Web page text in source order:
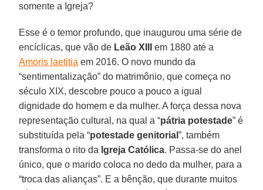
somente a Igreja?
Esse é o temor profundo, que inaugurou uma série de
encíclicas, que vão de Leão XIII
em 1880 até a
Amoris laetitia em 2016. O novo mundo da
“sentimentalização” do matrimônio, que começa no
século XIX, descobre pouco a pouco a igual
dignidade do homem e da mulher. A força dessa nova
representação cultural, na qual a “pátria potestade” é
substituída pela “potestade genitorial”, também
transforma o rito da Igreja Católica. Passa-se do anel
único, que o marido coloca no dedo da mulher, para a
“troca das alianças”. E a bênção, que durante muitos